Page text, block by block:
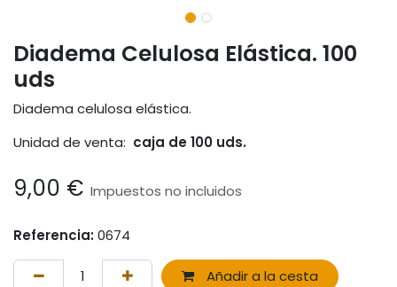
Diadema Celulosa Elástica. 100
uds
Diadema celulosa elástica.
Unidad de venta: caja de 100 uds.
9,00 € Impuestos no incluidos
Referencia:0674
Añadir a la cesta